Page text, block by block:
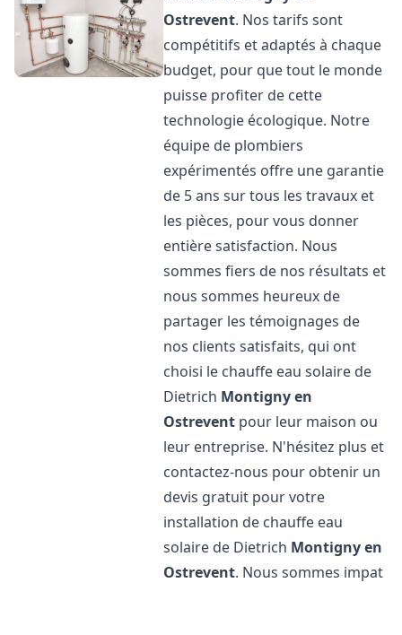
Ostrevent. Nos tarifs sont
compétitifs et adaptés à chaque
budget, pour que tout le monde
puisse profiter de cette
technologie écologique. Notre
équipe de plombiers
expérimentés offre une garantie
de 5 ans sur tous les travaux et
les pièces, pour vous donner
entière satisfaction. Nous
sommes fiers de nos résultats et
nous sommes heureux de
partager les témoignages de
nos clients satisfaits, qui ont
choisi le chauffe eau solaire de
Dietrich Montigny en
Ostrevent pour leur maison ou
leur entreprise. N'hésitez plus et
contactez-nous pour obtenir un
devis gratuit pour votre
installation de chauffe eau
solaire de Dietrich Montigny en
Ostrevent. Nous sommes impat